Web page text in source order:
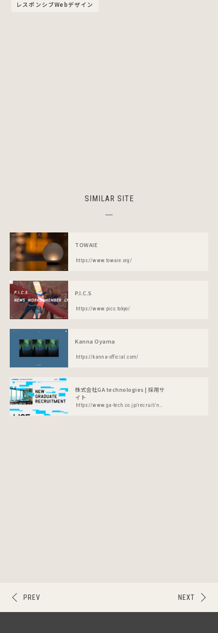
レスポンシブWebデザイン
SIMILAR SITE
TOWAIE
https://www.towaie.org/
P.I.C.S
https://www.pics.tokyo/
Kanna Oyama
https://kanna-official.com/
株式会社GA technologies | 採用サ
イト
https://www.ga-tech.co.jp/recruit/newgraduate/
NEXT
PREV